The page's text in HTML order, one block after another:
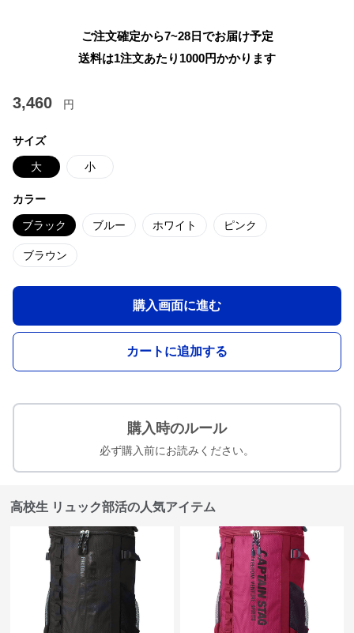
ご注文確定から7~28日でお届け予定
送料は1注文あたり 1000円かかります
3,460 円
サイズ
大 小
カラー
ブラック ブルー ホワイト ピンク
ブラウン
購入画面に進む
カートに追加する
購入時のルール
必ず購入前にお読みください。
高校生 リュック部活の人気アイテム